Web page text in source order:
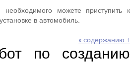
необходимого можете приступить к
в автомобиль.
к содержанию ↑
по созданию